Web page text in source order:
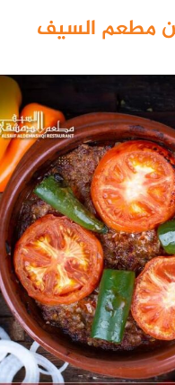
مطعم السيف